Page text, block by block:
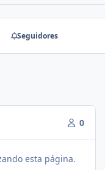
Seguidores
0
esta página.